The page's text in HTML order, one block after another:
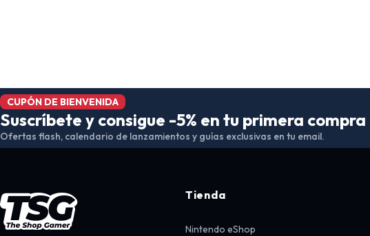
CUPÓN DE BIENVENIDA
Suscríbete y consigue -5% en tu primera compra
Ofertas flash, calendario de lanzamientos y guías exclusivas en tu email.
Tienda
Nintendo eShop